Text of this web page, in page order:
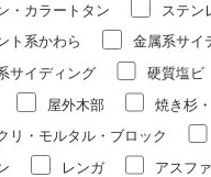
・カラートタン
ステン
ト系かわら
金属系サイ
サイディング
硬質塩ビ
屋外木部
焼き杉
リ・モルタル・ブロック
レンガ アスフ